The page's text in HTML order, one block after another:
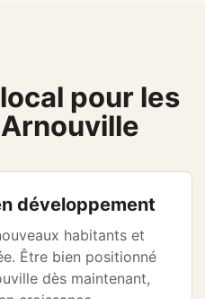
pour les
développement
habitants et
Être bien positionné
dès maintenant,